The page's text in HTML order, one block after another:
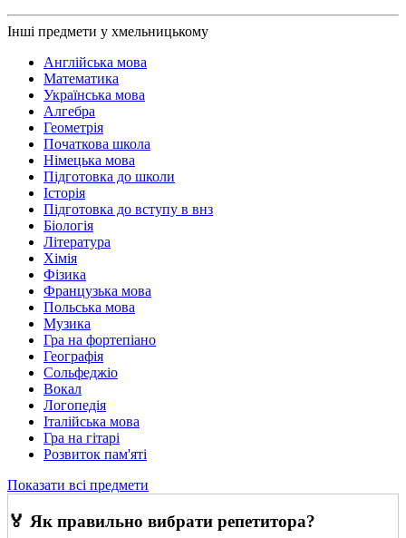
Інші предмети у хмельницькому
Англійська мова
Математика
Українська мова
Алгебра
Геометрія
Початкова школа
Німецька мова
Підготовка до школи
Історія
Підготовка до вступу в внз
Біологія
Література
Хімія
Фізика
Французька мова
Польська мова
Музика
Гра на фортепіано
Географія
Сольфеджіо
Вокал
Логопедія
Італійська мова
Гра на гітарі
Розвиток пам'яті
Показати всі предмети
🏅 Як правильно вибрати репетитора?